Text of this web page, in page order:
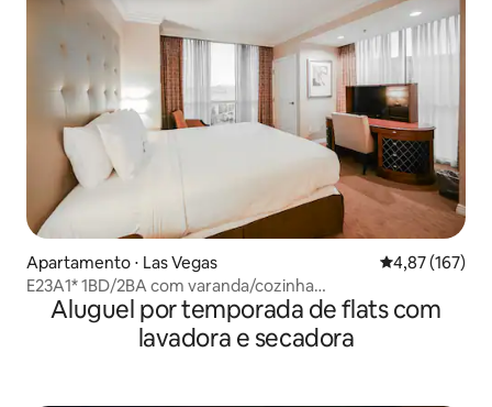
Apartamento ⋅ Las Vegas 4,87 de uma
4,87 (167)
E23A1* 1BD/2BA com varanda/cozinha
completa/piscina/academia
Aluguel por temporada de flats com
lavadora e secadora